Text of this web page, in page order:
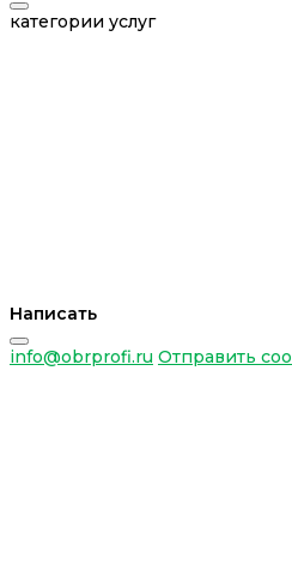
категории услуг
Написать
info@obrprofi.ru Отправить